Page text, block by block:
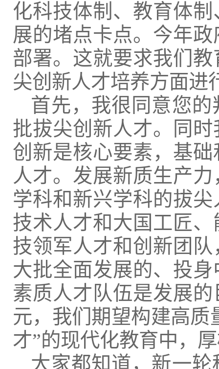
化科技体制、教育体
展的堵点卡点。今年
部署。这就要求我们
尖创新人才培养方面进
首先，我很同意您
批拔尖创新人才。同
创新是核心要素，基
人才。发展新质生产
学科和新兴学科的拔
技术人才和大国工匠
技领军人才和创新团
大批全面发展的、投
素质人才队伍是发展
元，我们期望构建高
才”的现代化教育中，
大家都知道，新一